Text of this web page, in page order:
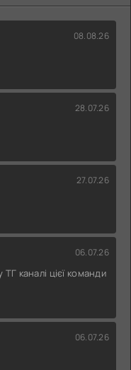
08.08.26
28.07.26
27.07.26
06.07.26
каналі цієї команди
06.07.26